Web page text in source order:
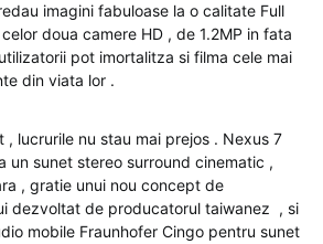
imagini fabuloase la o calitate Full
doua camere HD , de 1.2MP in fata
pot imortalitza si filma cele mai
din viata lor .
, lucrurile nu stau mai prejos . Nexus 7
un sunet stereo surround cinematic ,
, gratie unui nou concept de
dezvoltat de producatorul taiwanez , si
mobile Fraunhofer Cingo pentru sunet